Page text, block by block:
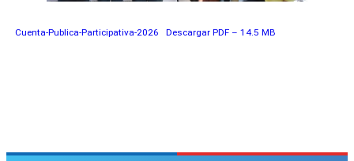
Cuenta-Publica-Participativa-2026 Descargar PDF – 14.5 MB